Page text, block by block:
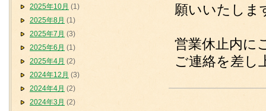
2025年10月 (1)
2025年8月 (1)
2025年7月 (3)
2025年6月 (1)
2025年4月 (2)
2024年12月 (3)
2024年4月 (2)
2024年3月 (2)
願いいたしま
営業休止内に
ご連絡を差し